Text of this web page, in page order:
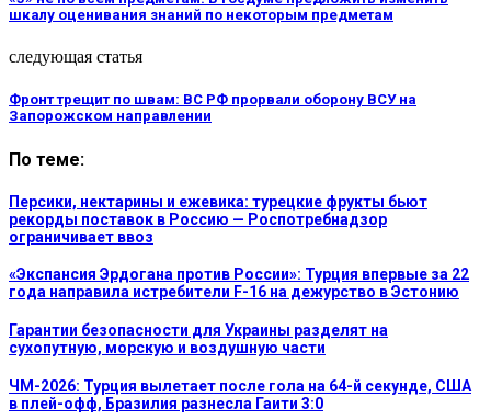
шкалу оценивания знаний по некоторым предметам
следующая статья
Фронт трещит по швам: ВС РФ прорвали оборону ВСУ на
Запорожском направлении
По теме:
Персики, нектарины и ежевика: турецкие фрукты бьют
рекорды поставок в Россию — Роспотребнадзор
ограничивает ввоз
«Экспансия Эрдогана против России»: Турция впервые за 22
года направила истребители F-16 на дежурство в Эстонию
Гарантии безопасности для Украины разделят на
сухопутную, морскую и воздушную части
ЧМ-2026: Турция вылетает после гола на 64-й секунде, США
в плей-офф, Бразилия разнесла Гаити 3:0